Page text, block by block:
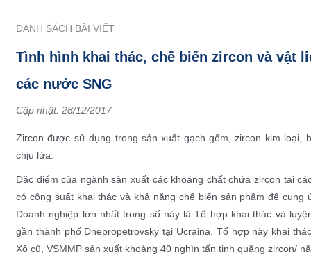
DANH SÁCH BÀI VIẾT
Tình hình khai thác, chế biến zircon và vật
các nước SNG
Cập nhật: 28/12/2017
Zircon được sử dụng trong sản xuất gạch gốm, zircon kim loại,
chịu lửa.
Đặc điểm của ngành sản xuất các khoáng chất chứa zircon tại
có công suất khai thác và khả năng chế biến sản phẩm để
Doanh nghiệp lớn nhất trong số này là Tổ hợp khai thác và
gần thành phố Dnepropetrovsky tại Ucraina. Tổ hợp này khai
Xô cũ, VSMMP sản xuất khoảng 40 nghìn tấn tinh quặng zircon/